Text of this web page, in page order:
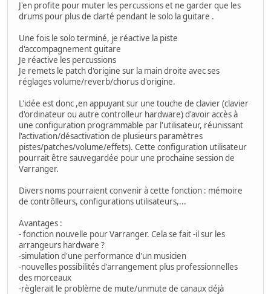
J'en profite pour muter les percussions et ne garder que les
drums pour plus de clarté pendant le solo la guitare .
Une fois le solo terminé, je réactive la piste
d'accompagnement guitare
Je réactive les percussions
Je remets le patch d'origine sur la main droite avec ses
réglages volume/reverb/chorus d'origine.
L'idée est donc ,en appuyant sur une touche de clavier (clavier
d'ordinateur ou autre controlleur hardware) d'avoir accès à
une configuration programmable par l'utilisateur, réunissant
l'activation/désactivation de plusieurs paramètres
pistes/patches/volume/effets). Cette configuration utilisateur
pourrait être sauvegardée pour une prochaine session de
Varranger.
Divers noms pourraient convenir à cette fonction : mémoire
de contrôlleurs, configurations utilisateurs,...
Avantages :
- fonction nouvelle pour Varranger. Cela se fait -il sur les
arrangeurs hardware ?
-simulation d'une performance d'un musicien
-nouvelles possibilités d'arrangement plus professionnelles
des morceaux
-règlerait le problème de mute/unmute de canaux déjà